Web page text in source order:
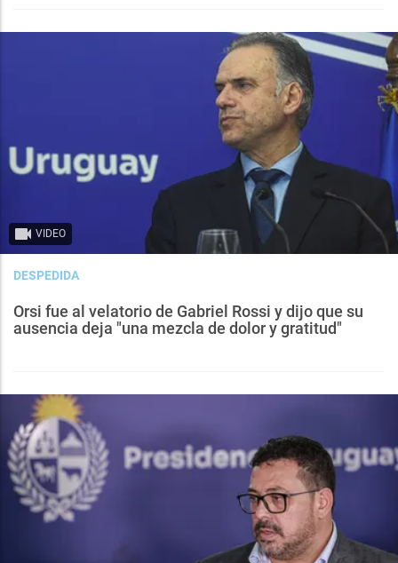
VIDEO
DESPEDIDA
Orsi fue al velatorio de Gabriel Rossi y dijo que su
ausencia deja "una mezcla de dolor y gratitud"